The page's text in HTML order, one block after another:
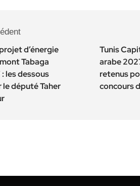
d’énergie
Tabaga
les dessous
le député Taher
Tunis
arabe
retenus
concours